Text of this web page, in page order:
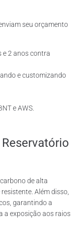
seu orçamento
e 2 anos contra
e customizando
e AWS.
de alta
Além disso,
garantindo a
a exposição aos raios